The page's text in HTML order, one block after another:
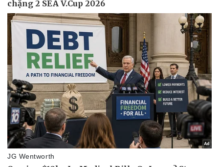
Pháp luật
Vụ án
Tin nóng
Tư vấn luật
Quân sự - Quốc phòng
Vũ khí
Việt Nam
Phân tích